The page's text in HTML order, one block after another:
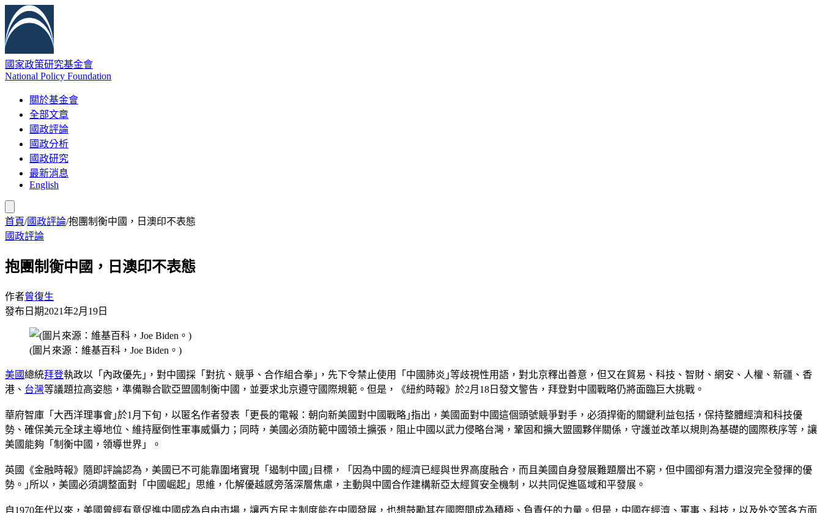
國家政策研究基金會
National Policy Foundation
關於基金會
全部文章
國政評論
國政分析
國政研究
最新消息
English
首頁/國政評論/抱團制衡中國，日澳印不表態
國政評論
抱團制衡中國，日澳印不表態
作者曾復生
發布日期2021年2月19日
(圖片來源：維基百科，Joe Biden。)
美國總統拜登執政以「內政優先｣，對中國採「對抗、競爭、合作組合拳｣，先下令禁止使用「中國肺炎｣等歧視性用語，對北京釋出善意，但又在貿易、科技、智財、網安、人權、新疆、香
港、 台灣等議題拉高姿態，準備聯合歐亞盟國制衡中國，並要求北京遵守國際規範。但是，《紐約時報》於2月18日發文警告，拜登對中國戰略仍將面臨巨大挑戰。
華府智庫「大西洋理事會｣於1月下旬，以匿名作者發表「更長的電報：朝向新美國對中國戰略｣指出，美國面對中國這個頭號競爭對手，必須捍衛的關鍵利益包括，保持整體經濟和科技優
勢、確保美元全球主導地位、維持壓倒性軍事威懾力；同時，美國必須防範中國領土擴張，阻止中國以武力侵略台灣，鞏固和擴大盟國夥伴關係，守護並改革以規則為基礎的國際秩序等，讓
美國能夠「制衡中國，領導世界」。
英國《金融時報》隨即評論認為，美國已不可能靠圍堵實現「遏制中國｣目標，「因為中國的經濟已經與世界高度融合，而且美國自身發展難題層出不窮，但中國卻有潛力還沒完全發揮的優
勢。｣所以，美國必須調整面對「中國崛起」思維，化解優越感旁落深層焦慮，主動與中國合作建構新亞太經貿安全機制，以共同促進區域和平發展。
自1970年代以來，美國曾經有意促進中國成為自由市場，讓西方民主制度能在中國發展，也想鼓勵其在國際間成為積極、負責任的力量。但是，中國在經濟、軍事、科技，以及外交等各方面